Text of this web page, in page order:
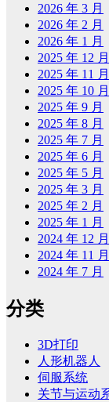
2026 年 3 月
2026 年 2 月
2026 年 1 月
2025 年 12 月
2025 年 11 月
2025 年 10 月
2025 年 9 月
2025 年 8 月
2025 年 7 月
2025 年 6 月
2025 年 5 月
2025 年 3 月
2025 年 2 月
2025 年 1 月
2024 年 12 月
2024 年 11 月
2024 年 7 月
分类
3D打印
人形机器人
伺服系统
关节与运动